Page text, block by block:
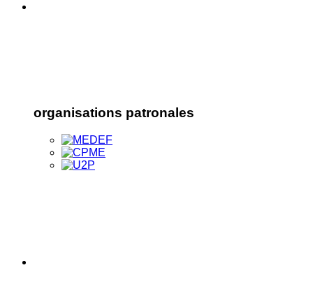
organisations patronales